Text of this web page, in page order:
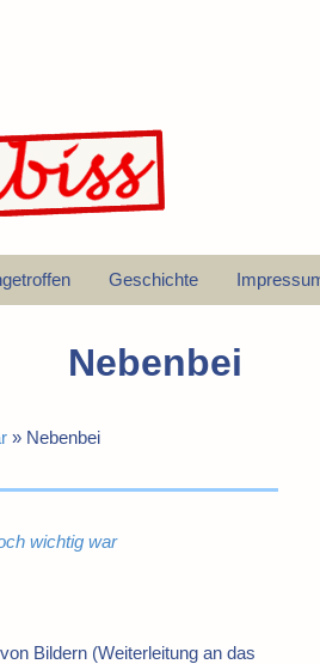
Geschichte
Nebenbei
» Nebenbei
wichtig war
Bildern (Weiterleitung an das